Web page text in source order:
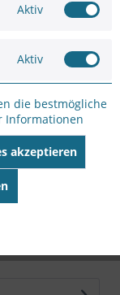
Aktiv
Aktiv
die bestmögliche
Informationen
akzeptieren